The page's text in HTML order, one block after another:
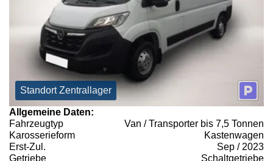
Standort Zentrallager
Allgemeine Daten:
Fahrzeugtyp
Van / Transporter bis 7,5 Tonnen
Karosserieform
Kastenwagen
Erst-Zul.
Sep / 2023
Getriebe
Schaltgetriebe